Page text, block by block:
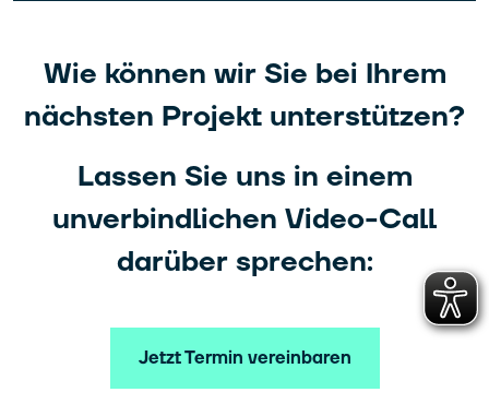
Wie können wir Sie bei Ihrem
nächsten Projekt unterstützen?
Lassen Sie uns in einem
unverbindlichen Video-Call
darüber sprechen:
Jetzt Termin vereinbaren